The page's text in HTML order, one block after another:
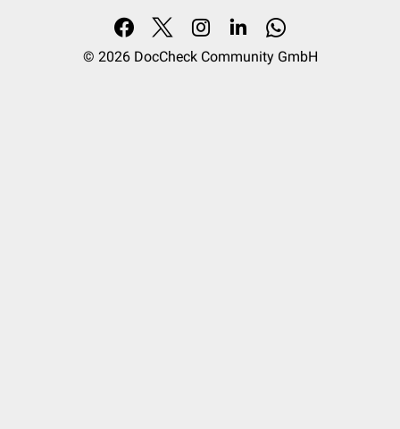
© 2026 DocCheck Community GmbH